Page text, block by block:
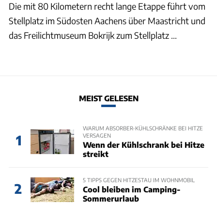
Die mit 80 Kilometern recht lange Etappe führt vom
Stellplatz im Südosten Aachens über Maastricht und
das Freilichtmuseum Bokrijk zum Stellplatz ...
MEIST GELESEN
1
WARUM ABSORBER-KÜHLSCHRÄNKE BEI HITZE
VERSAGEN
Wenn der Kühlschrank bei Hitze
streikt
2
5 TIPPS GEGEN HITZESTAU IM WOHNMOBIL
Cool bleiben im Camping-
Sommerurlaub